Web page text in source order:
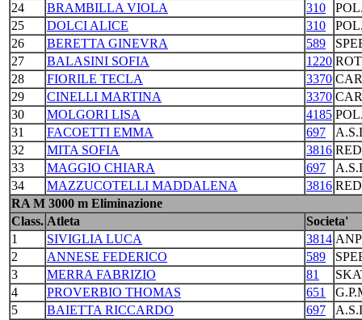
24
BRAMBILLA VIOLA 310
25
DOLCI ALICE 310
26
BERETTA GINEVRA 589
27
BALASINI SOFIA 1220
28
FIORILE TECLA 3370
29
CINELLI MARTINA 3370
30
MOLGORI LISA 4185
31
FACOETTI EMMA 697
32
MITA SOFIA 3816
33
MAGGIO CHIARA 697
34
MAZZUCOTELLI MADDALENA 3816
RA M 3000 m Eliminazione
Class. Atleta
Societa'
1
SIVIGLIA LUCA 3814
2
ANNESE FEDERICO 589
3
MERRA FABRIZIO 81
4
PROVERBIO THOMAS 651
5
BAIETTA RICCARDO 697